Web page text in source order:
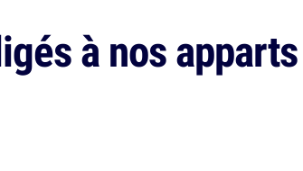
à nos